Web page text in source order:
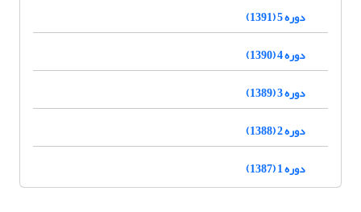
دوره 5 (1391)
دوره 4 (1390)
دوره 3 (1389)
دوره 2 (1388)
دوره 1 (1387)